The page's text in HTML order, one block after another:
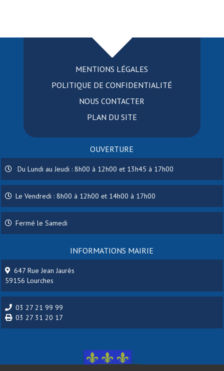
MENTIONS LÉGALES
POLITIQUE DE CONFIDENTIALITÉ
NOUS CONTACTER
PLAN DU SITE
OUVERTURE
Du Lundi au Jeudi : 8h00 à 12h00 et 13h45 à 17h00
Le Vendredi : 8h00 à 12h00 et 14h00 à 17h00
Fermé le Samedi
INFORMATIONS MAIRIE
647 Rue Jean Jaurès
59156 Lourches
03 27 21 99 99
03 27 31 20 17